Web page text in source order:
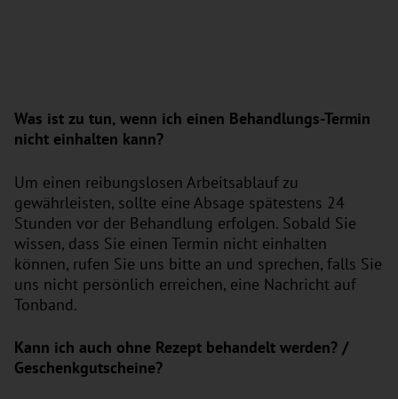
Was ist zu tun, wenn ich einen Behandlungs-Termin
nicht einhalten kann?
Um einen reibungslosen Arbeitsablauf zu
gewährleisten, sollte eine Absage spätestens 24
Stunden vor der Behandlung erfolgen. Sobald Sie
wissen, dass Sie einen Termin nicht einhalten
können, rufen Sie uns bitte an und sprechen, falls Sie
uns nicht persönlich erreichen, eine Nachricht auf
Tonband.
Kann ich auch ohne Rezept behandelt werden? /
Geschenkgutscheine?